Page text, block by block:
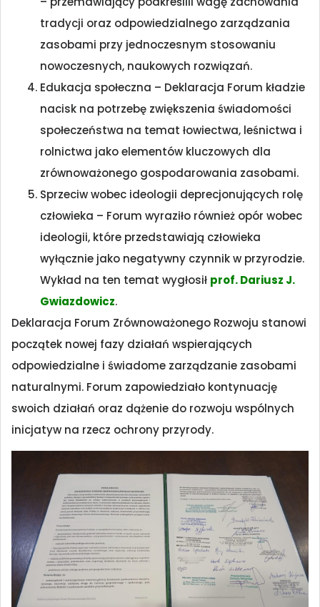
tradycji oraz odpowiedzialnego zarządzania
zasobami przy jednoczesnym stosowaniu
nowoczesnych, naukowych rozwiązań.
Edukacja społeczna – Deklaracja Forum kładzie
nacisk na potrzebę zwiększenia świadomości
społeczeństwa na temat łowiectwa, leśnictwa i
rolnictwa jako elementów kluczowych dla
zrównoważonego gospodarowania zasobami.
Sprzeciw wobec ideologii deprecjonujących rolę
człowieka – Forum wyraziło również opór wobec
ideologii, które przedstawiają człowieka
wyłącznie jako negatywny czynnik w przyrodzie.
Wykład na ten temat wygłosił prof. Dariusz J.
Gwiazdowicz.
Deklaracja Forum Zrównoważonego Rozwoju stanowi
początek nowej fazy działań wspierających
odpowiedzialne i świadome zarządzanie zasobami
naturalnymi. Forum zapowiedziało kontynuację
swoich działań oraz dążenie do rozwoju wspólnych
inicjatyw na rzecz ochrony przyrody.